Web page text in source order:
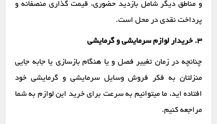
و مناطق دیگر شامل بازدید حضوری، قیمت گذاری منصفانه و
پرداخت نقدی در محل است.
۳. خریدار لوازم سرمایشی و گرمایشی
چنانچه در زمان تغییر فصل و یا هنگام بازسازی یا جابه جایی
منزلتان به فکر فروش وسایل سرمایشی و گرمایشی خود
افتاده اید، ما میتوانیم به سرعت برای خرید این لوازم به شما
مراجعه کنیم.